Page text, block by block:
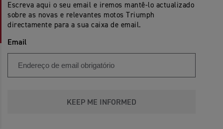
Escreva aqui o seu email e iremos mantê-lo actualizado
sobre as novas e relevantes motos Triumph
directamente para a sua caixa de email.
Email
KEEP ME INFORMED